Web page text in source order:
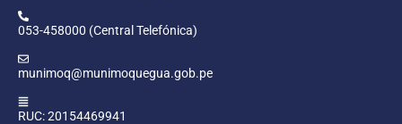
053-458000 (Central Telefónica)
munimoq@munimoquegua.gob.pe
RUC: 20154469941